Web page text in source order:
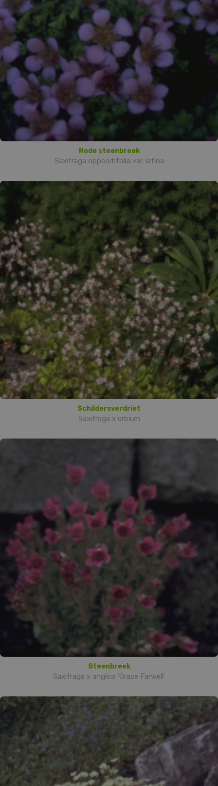
Rode steenbreek
Saxifraga oppositifolia var. latina
Schildersverdriet
Saxifraga x urbium
Steenbreek
Saxifraga x anglica 'Grace Farwell'